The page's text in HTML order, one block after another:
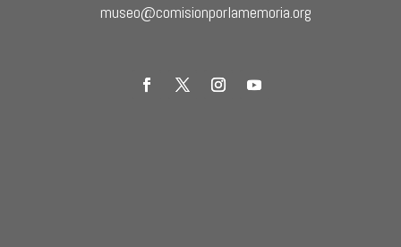
museo@comisionporlamemoria.org